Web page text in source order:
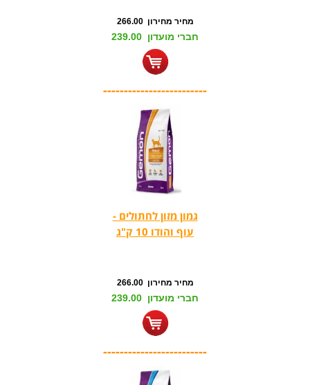
מחיר מחירון 266.00
חברי מועדון 239.00
-------------------------
גמון מזון לחתולים -
עוף והודו 10 ק"ג
מחיר מחירון 266.00
חברי מועדון 239.00
-------------------------